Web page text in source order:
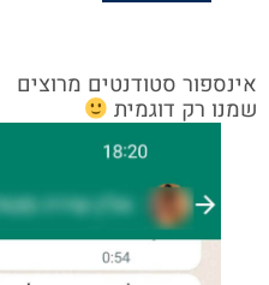
אינספור סטודנטים מרוצים
שמנו רק דוגמית